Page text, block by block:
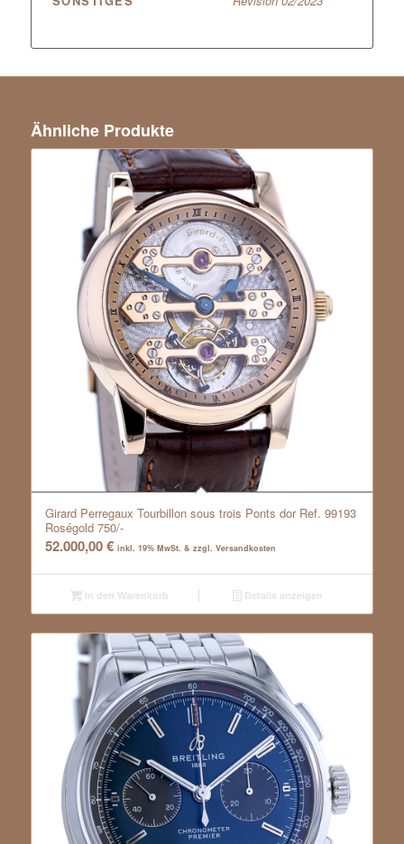
Ähnliche Produkte
Girard Perregaux Tourbillon sous trois Ponts dor Ref. 99193
Roségold 750/-
52.000,00€ inkl. 19% MwSt. & zzgl. Versandkosten
In den Warenkorb Details anzeigen